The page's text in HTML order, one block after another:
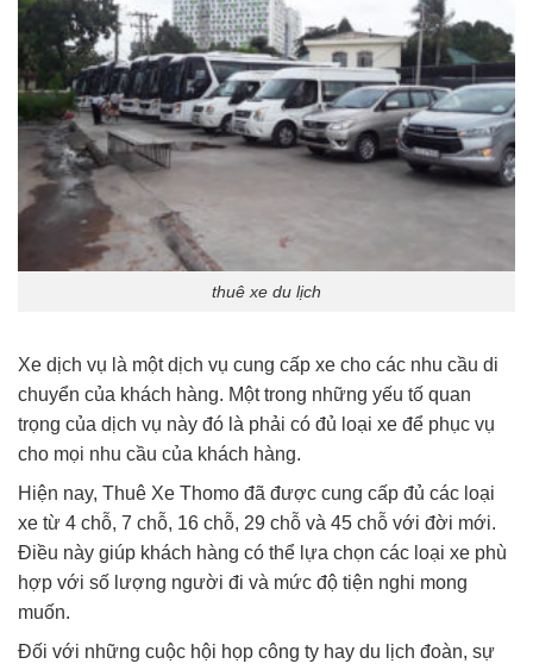
thuê xe du lịch
Xe dịch vụ là một dịch vụ cung cấp xe cho các nhu cầu di
chuyển của khách hàng. Một trong những yếu tố quan
trọng của dịch vụ này đó là phải có đủ loại xe để phục vụ
cho mọi nhu cầu của khách hàng.
Hiện nay, Thuê Xe Thomo đã được cung cấp đủ các loại
xe từ 4 chỗ, 7 chỗ, 16 chỗ, 29 chỗ và 45 chỗ với đời mới.
Điều này giúp khách hàng có thể lựa chọn các loại xe phù
hợp với số lượng người đi và mức độ tiện nghi mong
muốn.
Đối với những cuộc hội họp công ty hay du lịch đoàn, sự